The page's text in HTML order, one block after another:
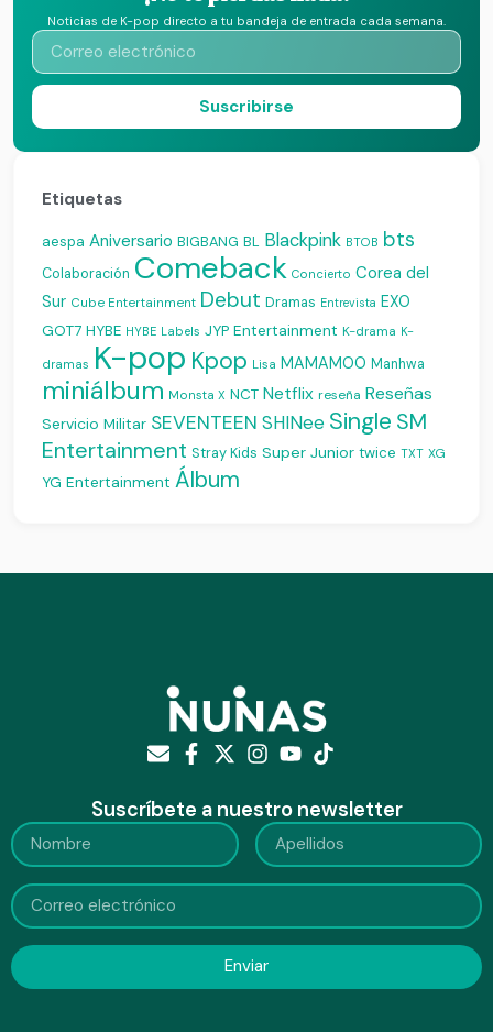
Noticias de K-pop directo a tu bandeja de entrada cada semana.
Suscribirse
Etiquetas
aespa Aniversario BIGBANG BL Blackpink BTOB bts
Colaboración Comeback Concierto Corea del
Sur Cube Entertainment Debut Dramas Entrevista EXO
GOT7 HYBE HYBE Labels JYP Entertainment K-drama K-
dramas K-pop Kpop Lisa MAMAMOO Manhwa
miniálbum Monsta X NCT Netflix reseña Reseñas
Servicio Militar SEVENTEEN SHINee Single SM
Entertainment Stray Kids Super Junior twice TXT XG
YG Entertainment Álbum
Suscríbete a nuestro newsletter
Enviar